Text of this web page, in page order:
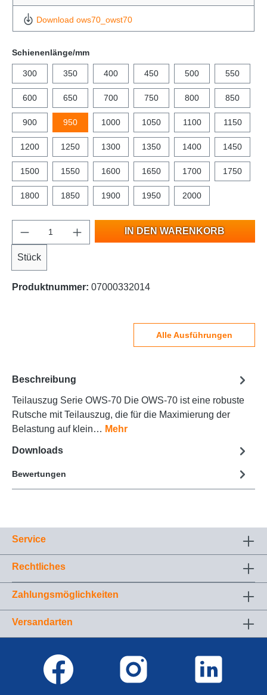
Download ows70_owst70
Schienenlänge/mm
300 350 400 450 500 550
600 650 700 750 800 850
900 950 1000 1050 1100 1150
1200 1250 1300 1350 1400 1450
1500 1550 1600 1650 1700 1750
1800 1850 1900 1950 2000
Stück
IN DEN WARENKORB
Produktnummer: 07000332014
Alle Ausführungen
Beschreibung
Teilauszug Serie OWS-70 Die OWS-70 ist eine robuste
Rutsche mit Teilauszug, die für die Maximierung der
Belastung auf klein… Mehr
Downloads
Bewertungen
Service
Rechtliches
Zahlungsmöglichkeiten
Versandarten